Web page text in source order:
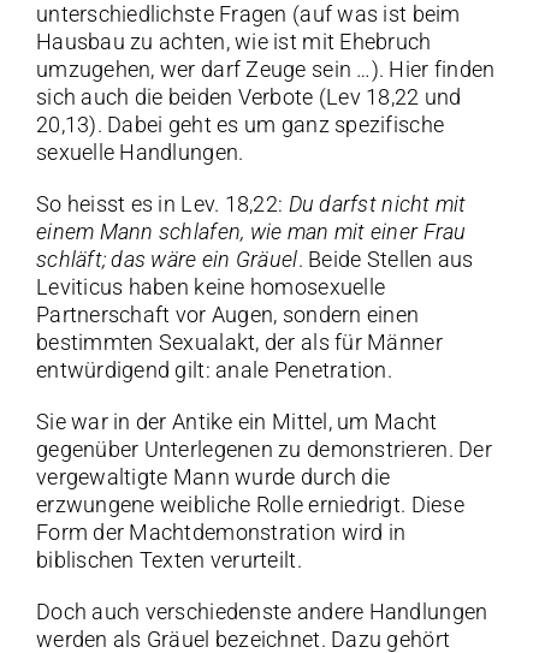
unterschiedlichste Fragen (auf was ist beim
Hausbau zu achten, wie ist mit Ehebruch
umzugehen, wer darf Zeuge sein …). Hier finden
sich auch die beiden Verbote (Lev 18,22 und
20,13). Dabei geht es um ganz spezifische
sexuelle Handlungen.
So heisst es in Lev. 18,22: Du darfst nicht mit
einem Mann schlafen, wie man mit einer Frau
schläft; das wäre ein Gräuel. Beide Stellen aus
Leviticus haben keine homosexuelle
Partnerschaft vor Augen, sondern einen
bestimmten Sexualakt, der als für Männer
entwürdigend gilt: anale Penetration.
Sie war in der Antike ein Mittel, um Macht
gegenüber Unterlegenen zu demonstrieren. Der
vergewaltigte Mann wurde durch die
erzwungene weibliche Rolle erniedrigt. Diese
Form der Machtdemonstration wird in
biblischen Texten verurteilt.
Doch auch verschiedenste andere Handlungen
werden als Gräuel bezeichnet. Dazu gehört